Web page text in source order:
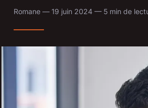
Romane — 19 juin 2024 — 5 min de